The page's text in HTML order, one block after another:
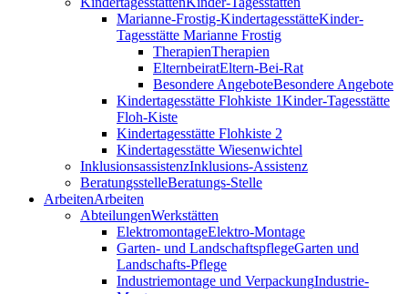
Marianne-Frostig-KindertagesstätteKinder-
Tagesstätte Marianne Frostig
TherapienTherapien
ElternbeiratEltern-Bei-Rat
Besondere AngeboteBesondere Angebote
Kindertagesstätte Flohkiste 1Kinder-Tagesstätte
Floh-Kiste
Kindertagesstätte Flohkiste 2
Kindertagesstätte Wiesenwichtel
InklusionsassistenzInklusions-Assistenz
BeratungsstelleBeratungs-Stelle
ArbeitenArbeiten
AbteilungenWerkstätten
ElektromontageElektro-Montage
Garten- und LandschaftspflegeGarten und
Landschafts-Pflege
Industriemontage und VerpackungIndustrie-